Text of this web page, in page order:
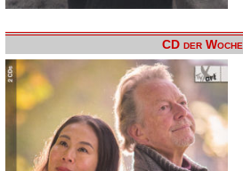
CD der Woche